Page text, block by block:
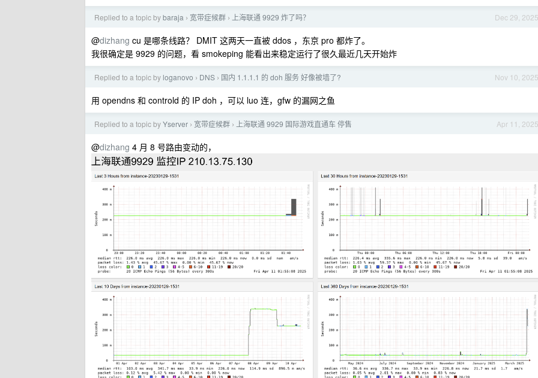
Dec 29, 2025
Replied to a topic bybaraja › 宽带症候群 › 上海联通 9929 炸了吗？
@dizhang cu 是哪条线路？ DMIT 这两天一直被 ddos ，东京 pro 都炸了。
我很确定是 9929 的问题，看 smokeping 能看出来稳定运行了很久最近几天开始炸
Nov 10, 2025
Replied to a topic by loganovo › DNS › 国内 1.1.1.1 的 doh 服务 好像被墙了?
用 opendns 和 controld 的 IP doh ，可以 luo 连，gfw 的漏网之鱼
Apr 11, 2025
Replied to a topic byYserver › 宽带症候群 › 上海联通 9929 国际游戏直通车 停售
@dizhang 4 月 8 号路由变动的，